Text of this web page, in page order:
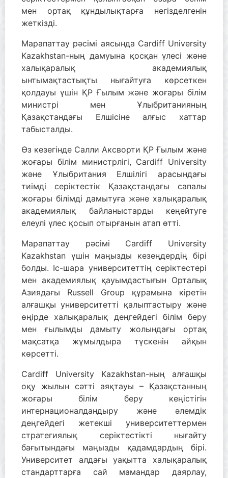
мен ортақ құндылықтарға негізделгенін
жеткізді.
Марапаттау рәсімі аясында Cardiff University
Kazakhstan-ның дамуына қосқан үлесі және
халықаралық академиялық
ынтымақтастықты нығайтуға көрсеткен
қолдауы үшін ҚР Ғылым және жоғары білім
министрі мен Ұлыбританияның
Қазақстандағы Елшісіне алғыс хаттар
табысталды.
Өз кезегінде Салли Аксворти ҚР Ғылым және
жоғары білім министрлігі, Cardiff University
және Ұлыбритания Елшілігі арасындағы
тиімді серіктестік Қазақстандағы сапалы
жоғары білімді дамытуға және халықаралық
академиялық байланыстарды кеңейтуге
елеулі үлес қосып отырғанын атап өтті.
Марапаттау рәсімі Cardiff University
Kazakhstan үшін маңызды кезеңдердің бірі
болды. Іс-шара университеттің серіктестері
мен академиялық қауымдастығын Орталық
Азиядағы Russell Group құрамына кіретін
алғашқы университетті қалыптастыру және
өңірде халықаралық деңгейдегі білім беру
мен ғылымды дамыту жолындағы ортақ
мақсатқа жұмылдыра түскенін айқын
көрсетті.
Cardiff University Kazakhstan-ның алғашқы
оқу жылын сәтті аяқтауы – Қазақстанның
жоғары білім беру кеңістігін
интернационалдандыру және әлемдік
деңгейдегі жетекші университеттермен
стратегиялық серіктестікті нығайту
бағытындағы маңызды қадамдардың бірі.
Университет алдағы уақытта халықаралық
стандарттарға сай мамандар даярлау,